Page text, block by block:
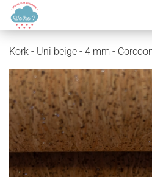
Kork - Uni beige - 4 mm -